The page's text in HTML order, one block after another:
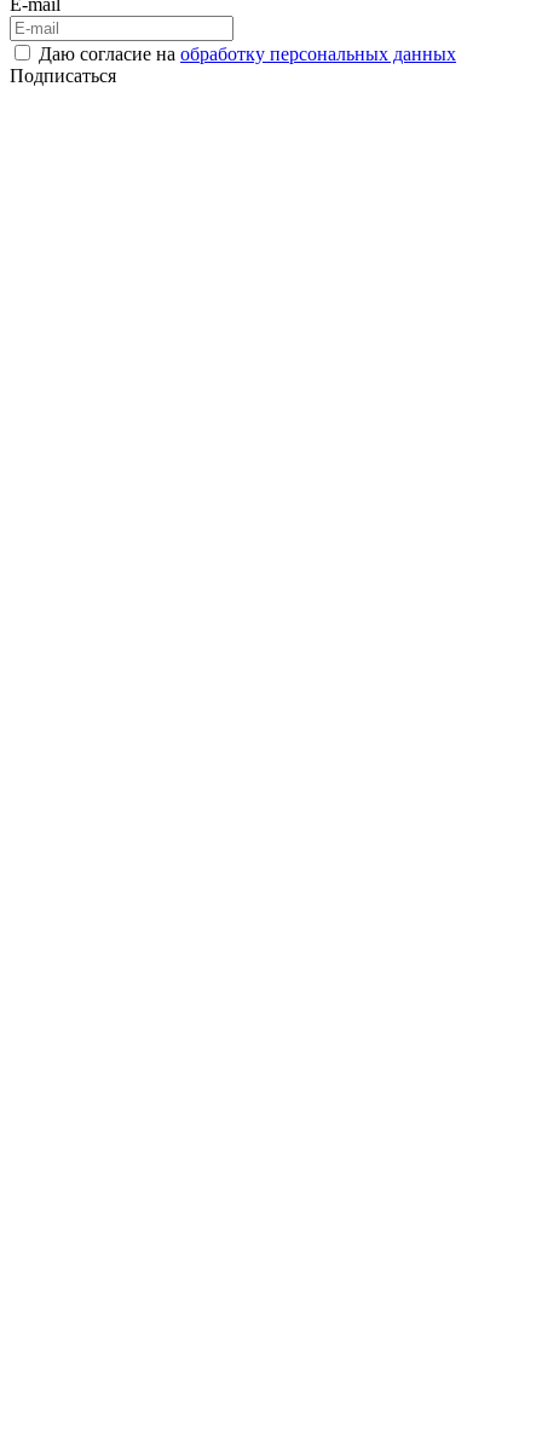
Даю согласие на обработку персональных данных
Подписаться